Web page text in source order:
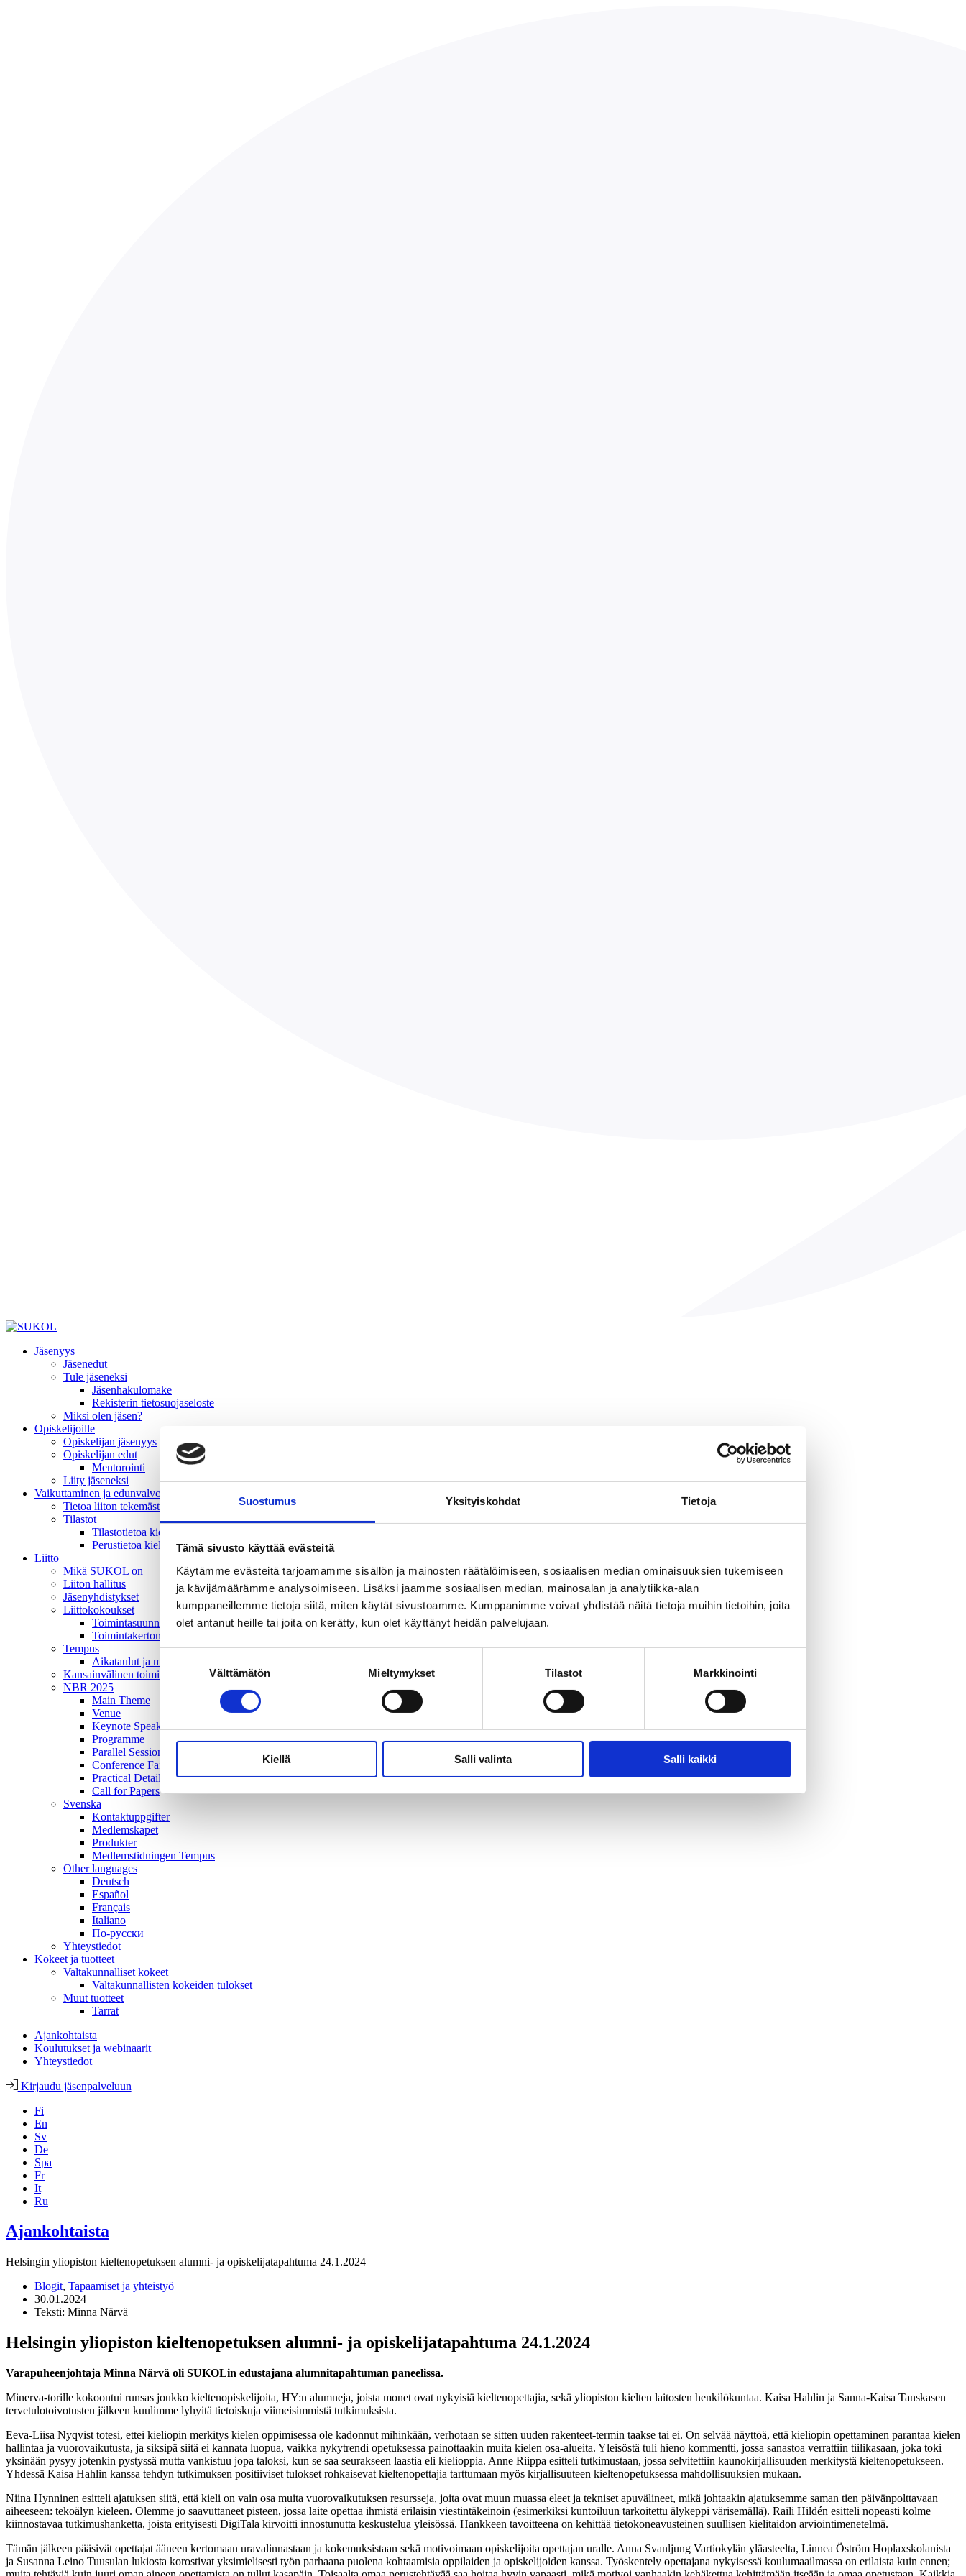
Suostumus Yksityiskohdat Tietoja
Tämä sivusto käyttää evästeitä
Käytämme evästeitä tarjoamamme sisällön ja mainosten räätälöimiseen, sosiaalisen median ominaisuuksien tukemiseen
ja kävijämäärämme analysoimiseen. Lisäksi jaamme sosiaalisen median, mainosalan ja analytiikka-alan
kumppaneillemme tietoja siitä, miten käytät sivustoamme. Kumppanimme voivat yhdistää näitä tietoja muihin tietoihin, joita
olet antanut heille tai joita on kerätty, kun olet käyttänyt heidän palvelujaan.
Välttämätön Mieltymykset Tilastot Markkinointi
Kiellä Salli valinta Salli kaikki
Jäsenyys
Jäsenedut
Tule jäseneksi
Jäsenhakulomake
Rekisterin tietosuojaseloste
Miksi olen jäsen?
Opiskelijoille
Opiskelijan jäsenyys
Opiskelijan edut
Mentorointi
Liity jäseneksi
Vaikuttaminen ja edunvalvonta
Tietoa liiton tekemästä vaikuttamistyöstä
Tilastot
Tilastotietoa kielivalinnoista
Perustietoa kielivalinnoista
Liitto
Mikä SUKOL on
Liiton hallitus
Jäsenyhdistykset
Liittokokoukset
Toimintasuunnitelma
Toimintakertomus
Tempus
Aikataulut ja mediatiedot
Kansainvälinen toiminta
NBR 2025
Main Theme
Venue
Keynote Speakers
Programme
Parallel Sessions
Conference Fair and Poster Exhibition
Practical Details
Call for Papers
Svenska
Kontaktuppgifter
Medlemskapet
Produkter
Medlemstidningen Tempus
Other languages
Deutsch
Español
Français
Italiano
По-русски
Yhteystiedot
Kokeet ja tuotteet
Valtakunnalliset kokeet
Valtakunnallisten kokeiden tulokset
Muut tuotteet
Tarrat
Ajankohtaista
Koulutukset ja webinaarit
Yhteystiedot
Kirjaudu jäsenpalveluun
Fi
En
Sv
De
Spa
Fr
It
Ru
Ajankohtaista
Helsingin yliopiston kieltenopetuksen alumni- ja opiskelijatapahtuma 24.1.2024
Blogit, Tapaamiset ja yhteistyö
30.01.2024
Teksti: Minna Närvä
Helsingin yliopiston kieltenopetuksen alumni- ja opiskelijatapahtuma 24.1.2024
Varapuheenjohtaja Minna Närvä oli SUKOLin edustajana alumnitapahtuman paneelissa.
Minerva-torille kokoontui runsas joukko kieltenopiskelijoita, HY:n alumneja, joista monet ovat nykyisiä kieltenopettajia, sekä yliopiston kielten laitosten henkilökuntaa. Kaisa Hahlin ja Sanna-Kaisa Tanskasen
tervetulotoivotusten jälkeen kuulimme lyhyitä tietoiskuja viimeisimmistä tutkimuksista.
Eeva-Liisa Nyqvist totesi, ettei kieliopin merkitys kielen oppimisessa ole kadonnut mihinkään, verhotaan se sitten uuden rakenteet-termin taakse tai ei. On selvää näyttöä, että kieliopin opettaminen parantaa kielen
hallintaa ja vuorovaikutusta, ja siksipä siitä ei kannata luopua, vaikka nykytrendi opetuksessa painottaakin muita kielen osa-alueita. Yleisöstä tuli hieno kommentti, jossa sanastoa verrattiin tiilikasaan, joka toki
yksinään pysyy jotenkin pystyssä mutta vankistuu jopa taloksi, kun se saa seurakseen laastia eli kielioppia. Anne Riippa esitteli tutkimustaan, jossa selvitettiin kaunokirjallisuuden merkitystä kieltenopetukseen.
Yhdessä Kaisa Hahlin kanssa tehdyn tutkimuksen positiiviset tulokset rohkaisevat kieltenopettajia tarttumaan myös kirjallisuuteen kieltenopetuksessa mahdollisuuksien mukaan.
Niina Hynninen esitteli ajatuksen siitä, että kieli on vain osa muita vuorovaikutuksen resursseja, joita ovat muun muassa eleet ja tekniset apuvälineet, mikä johtaakin ajatuksemme saman tien päivänpolttavaan
aiheeseen: tekoälyn kieleen. Olemme jo saavuttaneet pisteen, jossa laite opettaa ihmistä erilaisin viestintäkeinoin (esimerkiksi kuntoiluun tarkoitettu älykeppi värisemällä). Raili Hildén esitteli nopeasti kolme
kiinnostavaa tutkimushanketta, joista erityisesti DigiTala kirvoitti innostunutta keskustelua yleisössä. Hankkeen tavoitteena on kehittää tietokoneavusteinen suullisen kielitaidon arviointimenetelmä.
Tämän jälkeen pääsivät opettajat ääneen kertomaan uravalinnastaan ja kokemuksistaan sekä motivoimaan opiskelijoita opettajan uralle. Anna Svanljung Vartiokylän yläasteelta, Linnea Öström Hoplaxskolanista
ja Susanna Leino Tuusulan lukiosta korostivat yksimielisesti työn parhaana puolena kohtaamisia oppilaiden ja opiskelijoiden kanssa. Työskentely opettajana nykyisessä koulumaailmassa on erilaista kuin ennen;